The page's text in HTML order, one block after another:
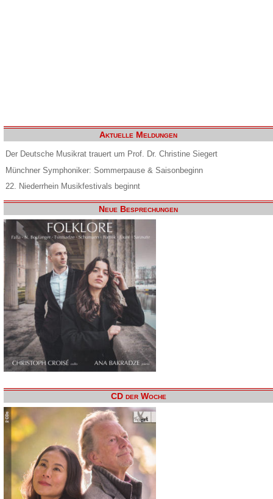
Aktuelle Meldungen
Der Deutsche Musikrat trauert um Prof. Dr. Christine Siegert
Münchner Symphoniker: Sommerpause & Saisonbeginn
22. Niederrhein Musikfestivals beginnt
Neue Besprechungen
CD der Woche